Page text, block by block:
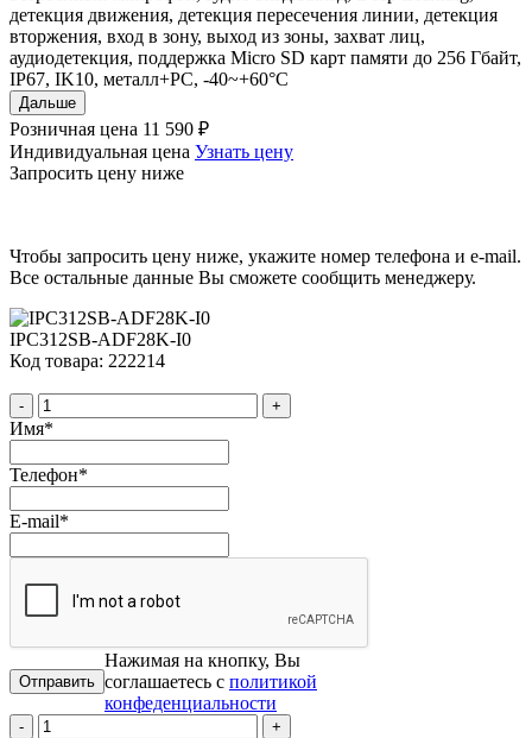
детекция движения, детекция пересечения линии, детекция
вторжения, вход в зону, выход из зоны, захват лиц,
аудиодетекция, поддержка Micro SD карт памяти до 256 Гбайт,
IP67, IK10, металл+PC, -40~+60°C
Дальше
Розничная цена 11 590 ₽
Индивидуальная цена Узнать цену
Запросить цену ниже
Чтобы запросить цену ниже, укажите номер телефона и e-mail.
Все остальные данные Вы сможете сообщить менеджеру.
IPC312SB-ADF28K-I0
Код товара: 222214
- +
Имя*
Телефон*
E-mail*
Нажимая на кнопку, Вы
соглашаетесь с политикой
конфеденциальности
- +